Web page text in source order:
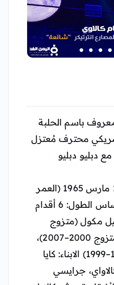
باسم الحلبة
محترف مُعتزل
دبليو دبليو
تاريخ ومكان الميلاد: 24 مارس 1965 (العمر
56 سنة)، هيوستن، تكساس الطول: 6 أقدام
مكول (متزوج
2010)، سارة كالاواي (متزوج 2000–2007)،
جودي لين (متزوج 1989–1999) الابناء: كايا
جرايسي